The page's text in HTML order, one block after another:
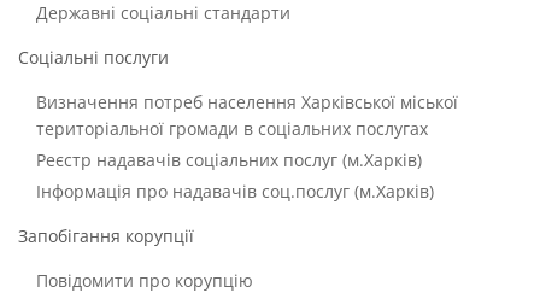
Державні соціальні стандарти
Соціальні послуги
Визначення потреб населення Харківської міської
територіальної громади в соціальних послугах
Реєстр надавачів соціальних послуг (м.Харків)
Інформація про надавачів соц.послуг (м.Харків)
Запобігання корупції
Повідомити про корупцію